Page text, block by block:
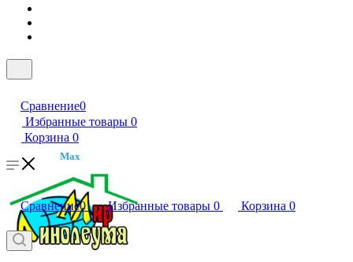
Сравнение0
Избранные товары 0
Корзина 0
Max
Сравнение0 Избранные товары 0 Корзина 0